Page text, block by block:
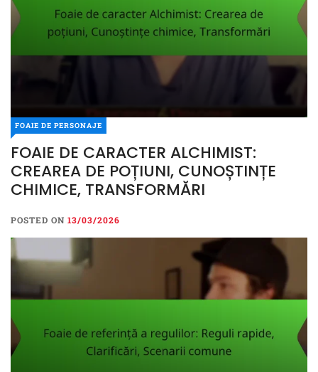
FOAIE DE PERSONAJE
FOAIE DE CARACTER
ALCHIMIST: CREAREA DE
POȚIUNI, CUNOȘTINȚE
CHIMICE, TRANSFORMĂRI
FOAIE DE PERSONAJE
FOAIE DE CARACTER ALCHIMIST:
CREAREA DE POȚIUNI, CUNOȘTINȚE
CHIMICE, TRANSFORMĂRI
POSTED ON 13/03/2026